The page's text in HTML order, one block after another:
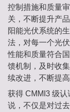
控制措施和质量
关，不断提升产
阳能光伏系统的
法，对每一个光
性能和质量符合
馈机制，及时收
续改进，不断提高
获得 CMMI3 级
说，不仅是对过